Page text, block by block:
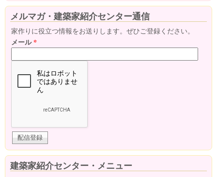
メルマガ・建築家紹介センター通信
家作りに役立つ情報をお送りします。ぜひご登録ください。
メール*
建築家紹介センター・メニュー